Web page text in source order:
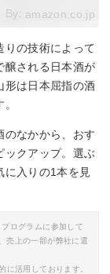
By: amazon.co.jp
りの技術によって
醸される日本酒が
形は日本屈指の酒
のなかから、おす
ックアップ。選ぶ
に入りの1本を見
ログラムに参加して
売上の一部が弊社に還
活用しております。